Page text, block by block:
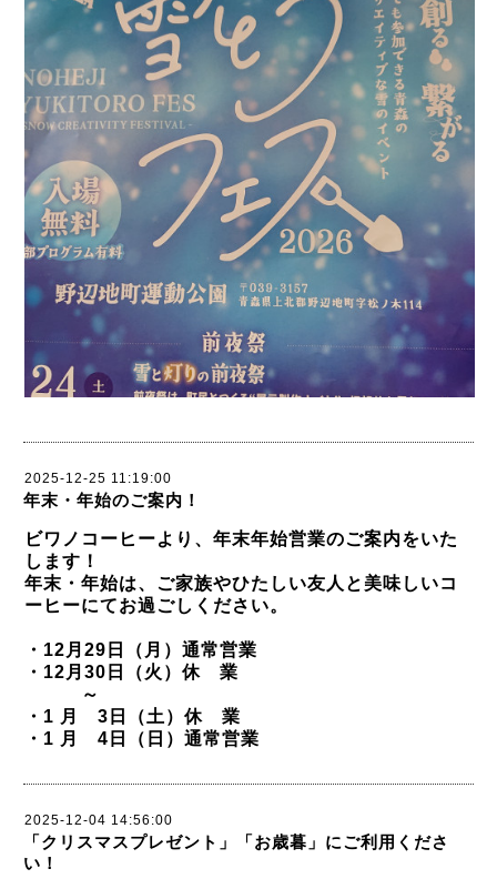
2025-12-25 11:19:00
年末・年始のご案内！
ビワノコーヒーより、年末年始営業のご案内をいた
します！
年末・年始は、ご家族やひたしい友人と美味しいコ
ーヒーにてお過ごしください。
・12月29日（月）通常営業
・12月30日（火）休 業
～
・1 月 3日（土）休 業
・1 月 4日（日）通常営業
2025-12-04 14:56:00
「クリスマスプレゼント」「お歳暮」にご利用くださ
い！